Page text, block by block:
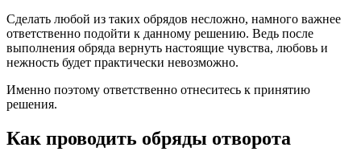
Сделать любой из таких обрядов несложно, намного важнее
ответственно подойти к данному решению. Ведь после
выполнения обряда вернуть настоящие чувства, любовь и
нежность будет практически невозможно.
Именно поэтому ответственно отнеситесь к принятию
решения.
Как проводить обряды отворота